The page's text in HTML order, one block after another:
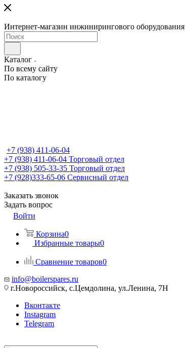
Интернет-магазин инжинирингового оборудования
Каталог
По всему сайту
По каталогу
+7 (938) 411-06-04
+7 (938) 411-06-04 Торговый отдел
+7 (938) 505-33-35 Торговый отдел
+7 (928)333-65-06 Сервисный отдел
Заказать звонок
Задать вопрос
Войти
Корзина0
Избранные товары0
Сравнение товаров0
info@boilerspares.ru
г.Новороссийск, с.Цемдолина, ул.Ленина, 7Н
Вконтакте
Instagram
Telegram